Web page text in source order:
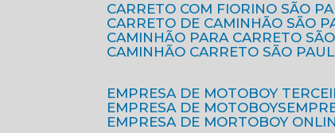
CARRETO COM FIORINO SÃO
CARRETO DE CAMINHÃO SÃO
CAMINHÃO PARA CARRETO
CAMINHÃO CARRETO SÃO
EMPRESA DE MOTOBOY
EMPRESA DE MOTOBOYS
EMPRESA DE MORTOBOY